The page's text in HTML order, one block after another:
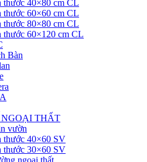
thước 40×80 cm CL
thước 60×60 cm CL
thước 80×80 cm CL
thước 60×120 cm CL
Bàn
THẤT
vườn
thước 40×60 SV
thước 30×60 SV
ngoại thất